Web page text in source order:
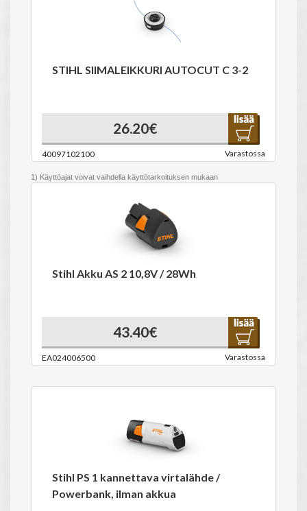
1) Käyttöajat voivat vaihdella käyttötarkoituksen mukaan
4) K-Faktori direktiivin 2006/42/EG = 2 m/s² mukaisesti
STIHL SIIMALEIKKURI AUTOCUT C 3-2
26.20€
40097102100 Varastossa
Stihl Akku AS 2 10,8V / 28Wh
43.40€
EA024006500 Varastossa
Stihl PS 1 kannettava virtalähde /
Powerbank, ilman akkua